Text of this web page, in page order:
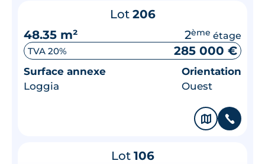
Lot 206
48.35 m²
2ème étage
TVA 20% 285 000 €
Surface annexe
Loggia
Orientation
Ouest
🗞 📞
Lot 106